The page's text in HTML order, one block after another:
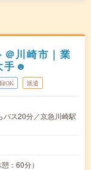
＠川崎市｜業
手☻
OK 派遣
バス20分／京急川崎駅
：60分）